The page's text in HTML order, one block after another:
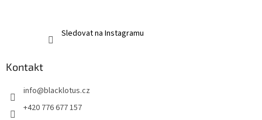
Sledovat na Instagramu
Kontakt
info@blacklotus.cz
+420 776 677 157